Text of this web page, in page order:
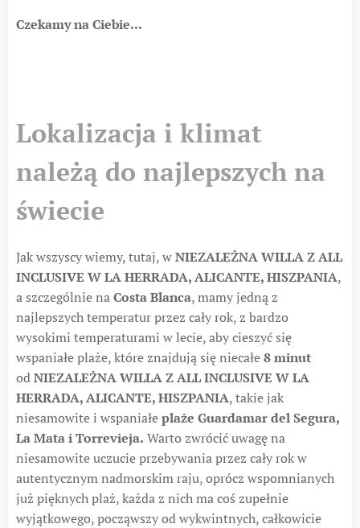
Czekamy na Ciebie...
Lokalizacja i klimat
należą do najlepszych na
świecie
Jak wszyscy wiemy, tutaj, wNIEZALEŻNA WILLA Z ALL
INCLUSIVE W LA HERRADA, ALICANTE, HISZPANIA,
a szczególnie naCosta Blanca, mamy jedną z
najlepszych temperatur przez cały rok, z bardzo
wysokimi temperaturami w lecie, aby cieszyć się
wspaniałe plaże, które znajdują się niecałe8 minut
odNIEZALEŻNA WILLA Z ALL INCLUSIVE W LA
HERRADA, ALICANTE, HISZPANIA, takie jak
niesamowite i wspaniałeplaże Guardamar del Segura,
La Mata i Torrevieja. Warto zwrócić uwagę na
niesamowite uczucie przebywania przez cały rok w
autentycznym nadmorskim raju, oprócz wspomnianych
już pięknych plaż, każda z nich ma coś zupełnie
wyjątkowego, począwszy od wykwintnych, całkowicie